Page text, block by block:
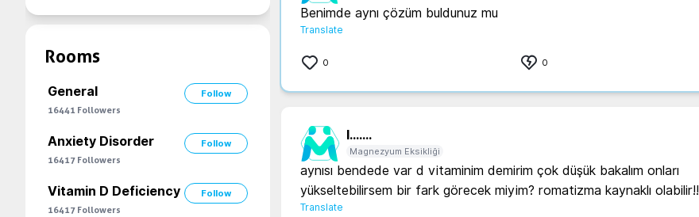
Rooms
General
Follow
16441 Followers
Anxiety Disorder
Follow
16417 Followers
Vitamin D Deficiency
Follow
16417 Followers
Benimde aynı çözüm buldunuz mu
Translate
0 0
l.......
Magnezyum Eksikliği
aynısı bendede var d vitaminim demirim çok düşük bakalım onları
yükseltebilirsem bir fark görecek miyim? romatizma kaynaklı olabilir!!
Translate